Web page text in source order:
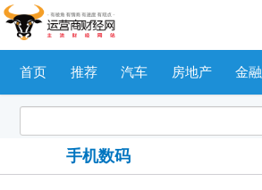
首页 推荐 汽车 房地产 金融
手机数码